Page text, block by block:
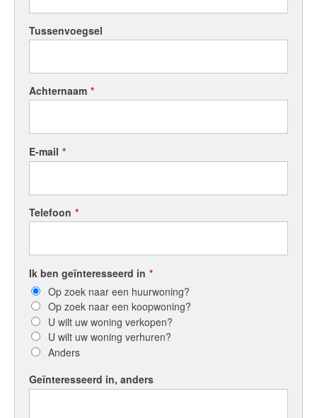
Tussenvoegsel
Achternaam *
E-mail *
Telefoon *
Ik ben geïnteresseerd in *
Op zoek naar een huurwoning?
Op zoek naar een koopwoning?
U wilt uw woning verkopen?
U wilt uw woning verhuren?
Anders
Geïnteresseerd in, anders